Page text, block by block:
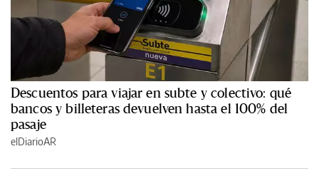
Descuentos para viajar en subte y colectivo: qué
bancos y billeteras devuelven hasta el 100% del
pasaje
elDiarioAR